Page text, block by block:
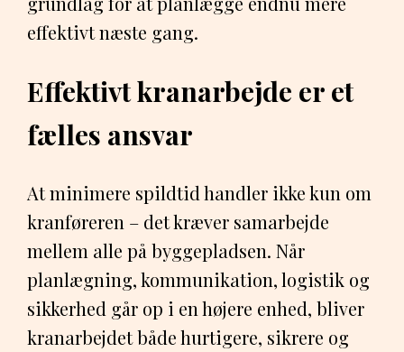
effektivt næste gang.
Effektivt kranarbejde er et
fælles ansvar
At minimere spildtid handler ikke kun om
kranføreren – det kræver samarbejde
mellem alle på byggepladsen. Når
planlægning, kommunikation, logistik og
sikkerhed går op i en højere enhed, bliver
kranarbejdet både hurtigere, sikrere og